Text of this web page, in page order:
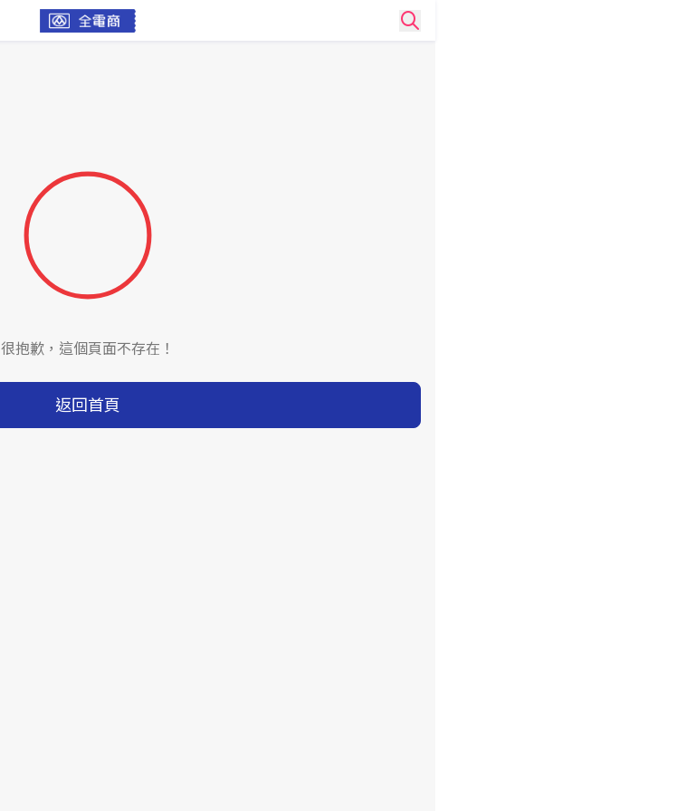
很抱歉，這個頁面不存在！
返回首頁